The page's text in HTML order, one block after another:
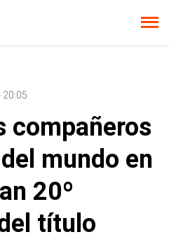
20:05
compañeros
mundo en
20º
título